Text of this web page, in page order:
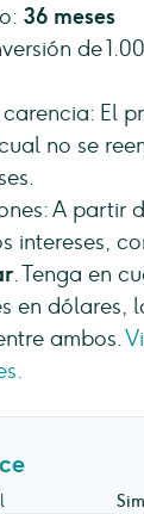
36 meses
de
carencia: El
no se
A partir
intereses,
. Tenga en
en dólares,
ambos.